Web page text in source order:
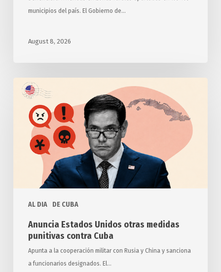
municipios del país. El Gobierno de…
August 8, 2026
AL DIA DE CUBA
Anuncia
Estados
Unidos
medidas
punitivas
Anuncia Estados Unidos otras medidas
punitivas contra Cuba
Apunta a la cooperación militar con Rusia y China y sanciona
a funcionarios designados. El…